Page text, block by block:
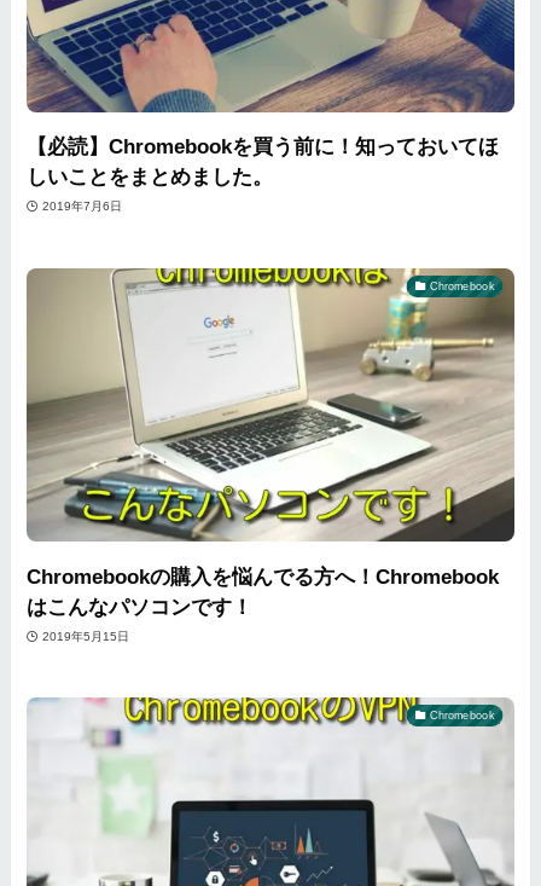
【必読】Chromebookを買う前に！知っておいてほ
しいことをまとめました。
2019年7月6日
Chromebook
Chromebookの購入を悩んでる方へ！Chromebook
はこんなパソコンです！
2019年5月15日
Chromebook